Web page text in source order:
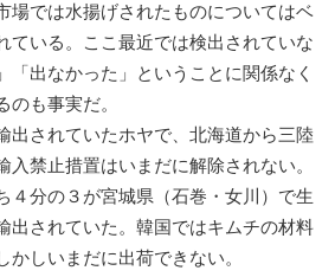
場では水揚げされたものについてはベ
ている。ここ最近では検出されていな
「出なかった」ということに関係なく
のも事実だ。
されていたホヤで、北海道から三陸
入禁止措置はいまだに解除されない。
４分の３が宮城県（石巻・女川）で生
出されていた。韓国ではキムチの材料
かしいまだに出荷できない。